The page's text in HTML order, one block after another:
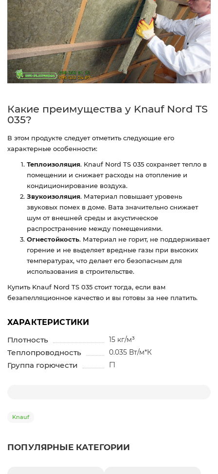
Какие преимущества у Knauf Nord TS
035?
В этом продукте следует отметить следующие его
характерные особенности:
Теплоизоляция. Knauf Nord TS 035 сохраняет тепло в
помещении и снижает расходы на отопление и
кондиционирование воздуха.
Звукоизоляция. Материал повышает уровень
звуковых помех в доме. Вата значительно снижает
шум от внешней среды и акустическое
распространение между помещениями.
Огнестойкость. Материал не горит, не поддерживает
горение и не выделяет вредные газы при высоких
температурах, что делает его безопасным для
использования в строительстве.
Купить Knauf Nord TS 035 стоит тогда, если вам
безапелляционное качество и вы готовы за нее платить.
ХАРАКТЕРИСТИКИ
Плотность
15 кг/м³
Теплопроводность 0.035 Вт/м*К
Группа горючести Г1
Knauf
ПОПУЛЯРНЫЕ КАТЕГОРИИ